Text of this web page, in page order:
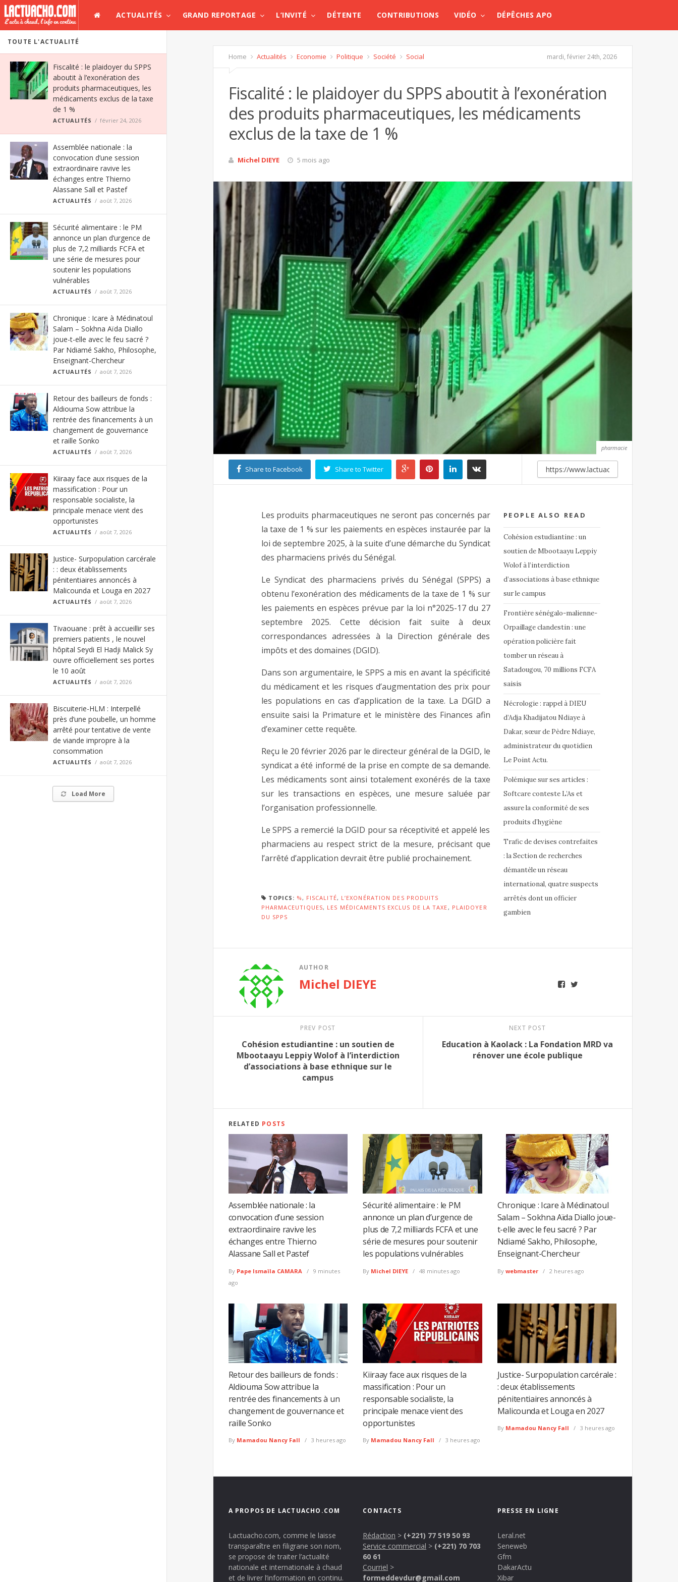
ACTUALITÉS GRAND REPORTAGE L’INVITÉ DÉTENTE CONTRIBUTIONS VIDÉO DÉPÊCHES APO
TOUTE L'ACTUALITÉ
Fiscalité : le plaidoyer du SPPS
aboutit à l’exonération des
produits pharmaceutiques, les
médicaments exclus de la taxe
de 1 %
ACTUALITÉS février 24, 2026
Assemblée nationale : la
convocation d’une session
extraordinaire ravive les
échanges entre Thierno
Alassane Sall et Pastef
ACTUALITÉS août 7, 2026
Sécurité alimentaire : le PM
annonce un plan d’urgence de
plus de 7,2 milliards FCFA et
une série de mesures pour
soutenir les populations
vulnérables
ACTUALITÉS août 7, 2026
Chronique : Icare à Médinatoul
Salam – Sokhna Aïda Diallo
joue-t-elle avec le feu sacré ?
Par Ndiamé Sakho, Philosophe,
Enseignant-Chercheur
ACTUALITÉS août 7, 2026
Retour des bailleurs de fonds :
Aldiouma Sow attribue la
rentrée des financements à un
changement de gouvernance
et raille Sonko
ACTUALITÉS août 7, 2026
Kiiraay face aux risques de la
massification : Pour un
responsable socialiste, la
principale menace vient des
opportunistes
ACTUALITÉS août 7, 2026
Justice- Surpopulation carcérale
: : deux établissements
pénitentiaires annoncés à
Malicounda et Louga en 2027
ACTUALITÉS août 7, 2026
Tivaouane : prêt à accueillir ses
premiers patients , le nouvel
hôpital Seydi El Hadji Malick Sy
ouvre officiellement ses portes
le 10 août
ACTUALITÉS août 7, 2026
Biscuiterie-HLM : Interpellé
près d’une poubelle, un homme
arrêté pour tentative de vente
de viande impropre à la
consommation
ACTUALITÉS août 7, 2026
Load More
Home Actualités Economie Politique Société Social mardi, février 24th, 2026
Fiscalité : le plaidoyer du SPPS aboutit à l’exonération
des produits pharmaceutiques, les médicaments
exclus de la taxe de 1 %
Michel DIEYE 5 mois ago
pharmacie
Share to Facebook Share to Twitter
PEOPLE ALSO READ
Cohésion estudiantine : un
soutien de Mbootaayu Leppiy
Wolof à l’interdiction
d’associations à base ethnique
sur le campus
Frontière sénégalo-malienne-
Orpaillage clandestin : une
opération policière fait
tomber un réseau à
Satadougou, 70 millions FCFA
saisis
Nécrologie : rappel à DIEU
d’Adja Khadijatou Ndiaye à
Dakar, sœur de Pèdre Ndiaye,
administrateur du quotidien
Le Point Actu.
Polémique sur ses articles :
Softcare conteste L’As et
assure la conformité de ses
produits d’hygiène
Trafic de devises contrefaites
: la Section de recherches
démantèle un réseau
international, quatre suspects
arrêtés dont un officier
gambien
Les produits pharmaceutiques ne seront pas concernés par
la taxe de 1 % sur les paiements en espèces instaurée par la
loi de septembre 2025, à la suite d’une démarche du Syndicat
des pharmaciens privés du Sénégal.
Le Syndicat des pharmaciens privés du Sénégal (SPPS) a
obtenu l’exonération des médicaments de la taxe de 1 % sur
les paiements en espèces prévue par la loi n°2025-17 du 27
septembre 2025. Cette décision fait suite à deux
correspondances adressées à la Direction générale des
impôts et des domaines (DGID).
Dans son argumentaire, le SPPS a mis en avant la spécificité
du médicament et les risques d’augmentation des prix pour
les populations en cas d’application de la taxe. La DGID a
ensuite saisi la Primature et le ministère des Finances afin
d’examiner cette requête.
Reçu le 20 février 2026 par le directeur général de la DGID, le
syndicat a été informé de la prise en compte de sa demande.
Les médicaments sont ainsi totalement exonérés de la taxe
sur les transactions en espèces, une mesure saluée par
l’organisation professionnelle.
Le SPPS a remercié la DGID pour sa réceptivité et appelé les
pharmaciens au respect strict de la mesure, précisant que
l’arrêté d’application devrait être publié prochainement.
TOPICS: % , FISCALITÉ, L’EXONÉRATION DES PRODUITS
PHARMACEUTIQUES, LES MÉDICAMENTS EXCLUS DE LA TAXE , PLAIDOYER
DU SPPS
AUTHOR
Michel DIEYE
PREV POST
Cohésion estudiantine : un soutien de
Mbootaayu Leppiy Wolof à l’interdiction
d’associations à base ethnique sur le
campus
NEXT POST
Education à Kaolack : La Fondation MRD va
rénover une école publique
RELATED POSTS
Assemblée nationale : la
convocation d’une session
extraordinaire ravive les
échanges entre Thierno
Alassane Sall et Pastef
By Pape Ismaïla CAMARA
9 minutes
ago
Sécurité alimentaire : le PM
annonce un plan d’urgence de
plus de 7,2 milliards FCFA et une
série de mesures pour soutenir
les populations vulnérables
By Michel DIEYE 48 minutes ago
Chronique : Icare à Médinatoul
Salam – Sokhna Aïda Diallo joue-
t-elle avec le feu sacré ? Par
Ndiamé Sakho, Philosophe,
Enseignant-Chercheur
By webmaster 2 heures ago
Retour des bailleurs de fonds :
Aldiouma Sow attribue la
rentrée des financements à un
changement de gouvernance et
raille Sonko
By Mamadou Nancy Fall 3 heures ago
Kiiraay face aux risques de la
massification : Pour un
responsable socialiste, la
principale menace vient des
opportunistes
By Mamadou Nancy Fall 3 heures ago
Justice- Surpopulation carcérale :
: deux établissements
pénitentiaires annoncés à
Malicounda et Louga en 2027
By Mamadou Nancy Fall 3 heures ago
A PROPOS DE LACTUACHO.COM
Lactuacho.com, comme le laisse
transparaître en filigrane son nom,
se propose de traiter l’actualité
nationale et internationale à chaud
et de livrer l’information en continu.
CONTACTS
Rédaction > (+221) 77 519 50 93
Service commercial > (+221) 70 703
60 61
Courriel >
formeddevdur@gmail.com
PRESSE EN LIGNE
Leral.net
Seneweb
Gfm
DakarActu
Xibar